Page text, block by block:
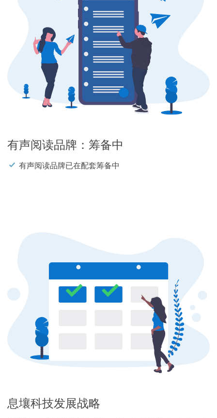
有声阅读品牌：筹备中
有声阅读品牌已在配套筹备中
息壤科技发展战略